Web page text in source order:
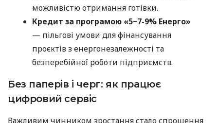
можливістю отримання готівки.
Кредит за програмою «5−7-9% Енерго»
— пільгові умови для фінансування
проєктів з енергонезалежності та
безперебійної роботи підприємств.
Без паперів і черг: як працює
цифровий сервіс
Важливим чинником зростання стало спрощення